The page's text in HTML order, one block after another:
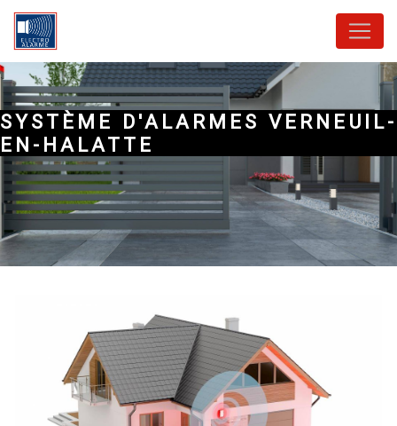
SYSTÈME D'ALARMES VERNEUIL-
EN-HALATTE
Panneau de gestion des cookies